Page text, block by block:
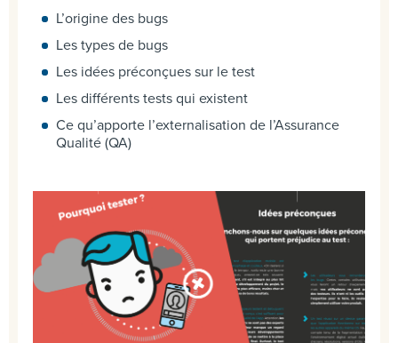
L’origine des bugs
Les types de bugs
Les idées préconçues sur le test
Les différents tests qui existent
Ce qu’apporte l’externalisation de l’Assurance
Qualité (QA)